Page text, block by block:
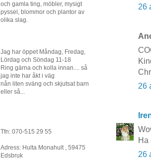
26
26
Ha
26
och gamla ting, möbler, mysigt
pyssel, blommor och plantor av
olika slag.
Jag har öppet Måndag, Fredag,
Lördag och Söndag 11-18
Ring gärna och kolla innan.... så
jag inte har åkt i väg
nån liten sväng och skjutsat barn
eller så...
Tfn: 070-515 29 55
Adress: Hulta Monahult , 59475
Edsbruk